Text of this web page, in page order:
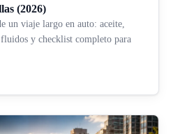
(2026)
un viaje largo en auto: aceite,
y checklist completo para